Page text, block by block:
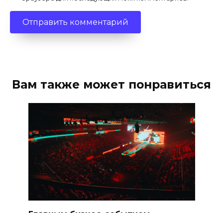
Вам также может понравиться